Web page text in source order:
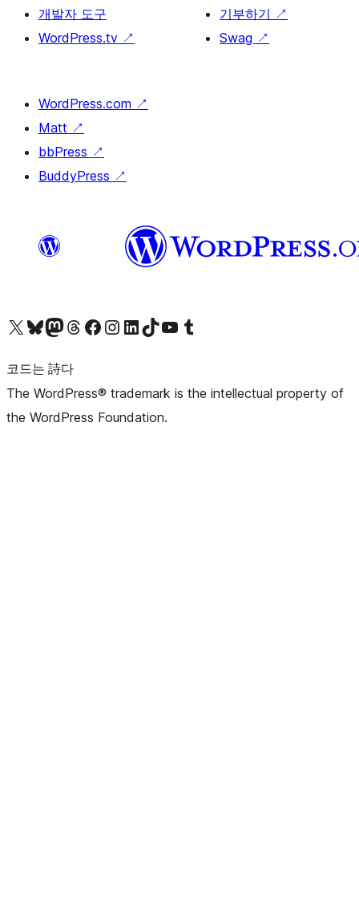
개발자 도구
WordPress.tv ↗
기부하기 ↗
Swag ↗
WordPress.com ↗
Matt ↗
bbPress ↗
BuddyPress ↗
X(이전 트위터) 계정 방문하기블루스카이 계정 방문하기마스토돈 계정 방문하기스레드 계정 방문하기 페이스북 페이지 방문하기인스타그램 계정 방문하기 LinkedIn 계정 방문하기틱톡 계정 방문하기유튜브 채널 방문하기 텀블러 계정 방문하기
코드는 詩다
The WordPress® trademark is the intellectual property of
the WordPress Foundation.